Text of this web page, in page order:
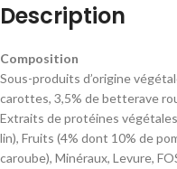
Description
Composition
Sous-produits d’origine
carottes, 3,5% de betterave
Extraits de protéines
lin), Fruits (4% dont 10% de
caroube), Minéraux, Levure,